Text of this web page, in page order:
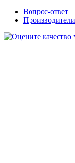
Вопрос-ответ
Производители